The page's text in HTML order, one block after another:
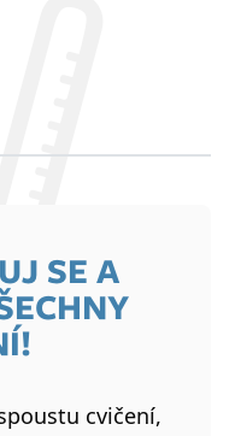
SE A
cvičení,